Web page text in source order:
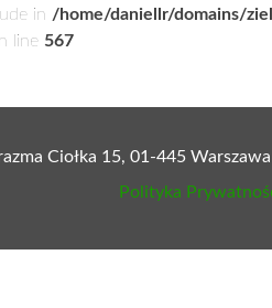
in /home/daniellr/domains/
line 567
Ciołka 15, 01-445
Polityka